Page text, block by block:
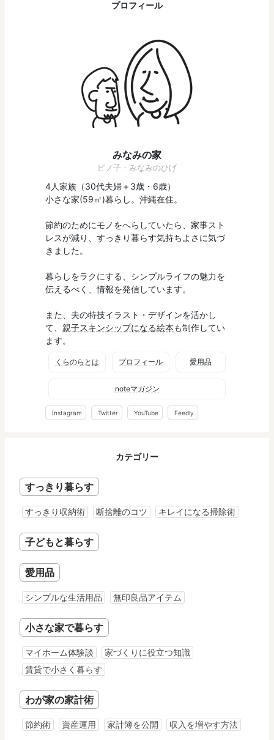
プロフィール
みなみの家
ピノ子・みなみのひげ
4人家族（30代夫婦＋3歳・6歳）
小さな家(59㎡)暮らし。沖縄在住。
節約のためにモノをへらしていたら、家事スト
レスが減り、すっきり暮らす気持ちよさに気づ
きました。
暮らしをラクにする、シンプルライフの魅力を
伝えるべく、情報を発信しています。
また、夫の特技イラスト・デザインを活かし
て、 親子スキンシップになる絵本も制作してい
ます。
くらのらとは プロフィール 愛用品
noteマガジン
Instagram Twitter YouTube Feedly
カテゴリー
すっきり暮らす
すっきり収納術 断捨離のコツ キレイになる掃除術
子どもと暮らす
愛用品
シンプルな生活用品 無印良品アイテム
小さな家で暮らす
マイホーム体験談
家づくりに役立つ知識
賃貸で小さく暮らす
わが家の家計術
節約術 資産運用 家計簿を公開 収入を増やす方法